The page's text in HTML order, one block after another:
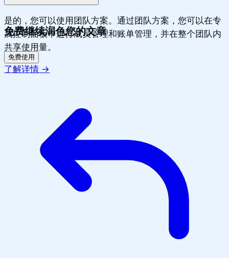
是的，您可以使用团队方案。通过团队方案，您可以在专
属控制面板中进行成员管理和账单管理，并在整个团队内
共享使用量。
了解详情 →
免费继续润色您的文章
免费使用